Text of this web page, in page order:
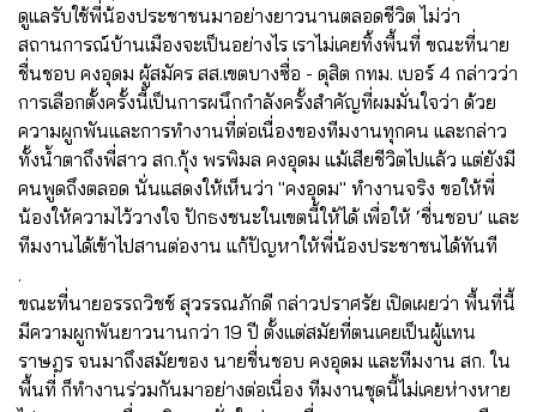
ดูแลรับใช้พี่น้องประชาชนมาอย่างยาวนานตลอดชีวิต ไม่ว่า
สถานการณ์บ้านเมืองจะเป็นอย่างไร เราไม่เคยทิ้งพื้นที่ ขณะที่นาย
ชื่นชอบ คงอุดม ผู้สมัคร สส.เขตบางซื่อ - ดุสิต กทม. เบอร์ 4 กล่าวว่า
การเลือกตั้งครั้งนี้เป็นการผนึกกำลังครั้งสำคัญที่ผมมั่นใจว่า ด้วย
ความผูกพันและการทำงานที่ต่อเนื่องของทีมงานทุกคน และกล่าว
ทั้งน้ำตาถึงพี่สาว สก.กุ้ง พรพิมล คงอุดม แม้เสียชีวิตไปแล้ว แต่ยังมี
คนพูดถึงตลอด นั่นแสดงให้เห็นว่า "คงอุดม" ทำงานจริง ขอให้พี่
น้องให้ความไว้วางใจ ปักธงชนะในเขตนี้ให้ได้ เพื่อให้ ‘ชื่นชอบ’ และ
ทีมงานได้เข้าไปสานต่องาน แก้ปัญหาให้พี่น้องประชาชนได้ทันที
.
ขณะที่นายอรรถวิชช์ สุวรรณภักดี กล่าวปราศรัย เปิดเผยว่า พื้นที่นี้
มีความผูกพันยาวนานกว่า 19 ปี ตั้งแต่สมัยที่ตนเคยเป็นผู้แทน
ราษฎร จนมาถึงสมัยของ นายชื่นชอบ คงอุดม และทีมงาน สก. ใน
พื้นที่ ก็ทำงานร่วมกันมาอย่างต่อเนื่อง ทีมงานชุดนี้ไม่เคยห่างหาย